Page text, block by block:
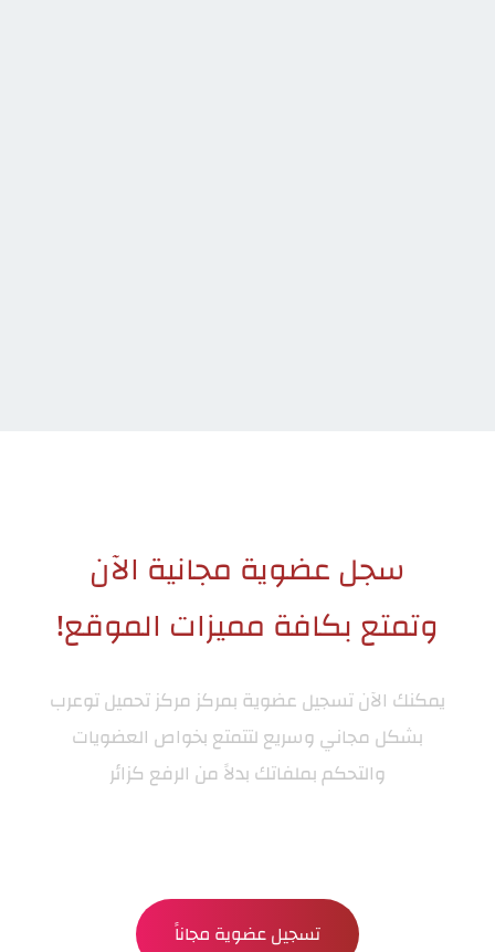
سجل عضوية مجانية الآن
وتمتع بكافة مميزات الموقع!
يمكنك الآن تسجيل عضوية بمركزمركز تحميل توعرب
بشكل مجاني وسريع لتتمتع بخواص العضويات
والتحكم بملفاتك بدلاً من الرفع كزائر
تسجيل عضوية مجاناً